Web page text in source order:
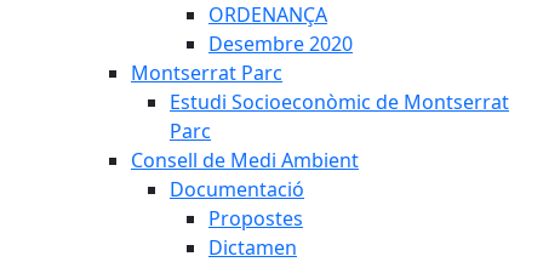
ORDENANÇA
Desembre 2020
Montserrat Parc
Estudi Socioeconòmic de Montserrat
Parc
Consell de Medi Ambient
Documentació
Propostes
Dictamen